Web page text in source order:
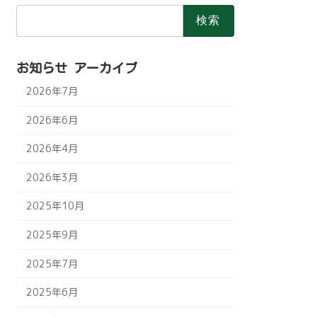
検
お知らせ アーカイブ
2026年7月
2026年6月
2026年4月
2026年3月
2025年10月
2025年9月
2025年7月
2025年6月